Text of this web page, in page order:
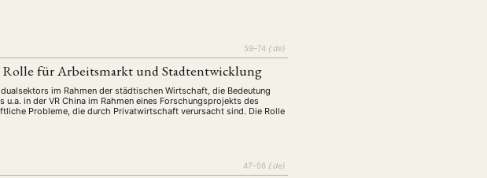
(25) Auszeichnung (12) Bericht (128)
(74) Fellowship (111) Forschung (234)
Hybrid Kultur Kunst
59–74 {:de}
für Arbeitsmarkt und Stadtentwicklung
im Rahmen der städtischen Wirtschaft, die Bedeutung
in der VR China im Rahmen eines Forschungsprojekts des
Probleme, die durch Privatwirtschaft verursacht sind. Die Rolle
47–56 {:de}